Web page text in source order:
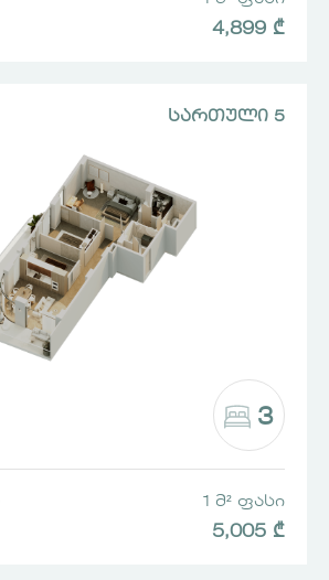
4,899 ₾
ᲡᲐᲠᲗᲣᲚᲘ 5
3
1 Მ² ᲤᲐᲡᲘ
5,005 ₾